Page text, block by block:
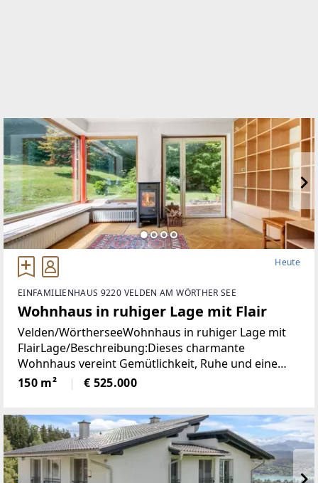
Heute
EINFAMILIENHAUS 9220 VELDEN AM WÖRTHER SEE
Wohnhaus in ruhiger Lage mit Flair
Velden/WörtherseeWohnhaus in ruhiger Lage mit
FlairLage/Beschreibung:Dieses charmante
Wohnhaus vereint Gemütlichkeit, Ruhe und eine
hohe Lebensqualität in unmittelbarer Nähe zum
Zentrum von Velden. Eingebettet in eine
150 m² € 525.000